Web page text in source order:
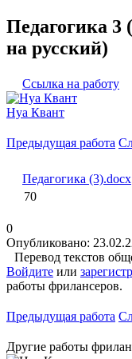
Педагогика 3
на русский)
Ссылка на работу
Нуа Квант
Предыдущая работа
Педагогика (3).docx
70
0
Опубликовано:
Перевод текстов
Войдите или
работы фрилансеров.
Предыдущая работа
Другие работы